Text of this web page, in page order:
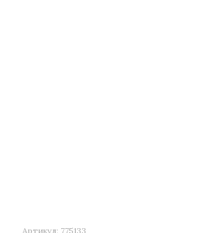
Артикул: 775133